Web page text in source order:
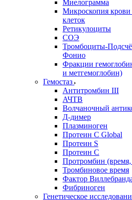
Миелограмма
Микроскопия
клеток
Ретикулоциты
СОЭ
Тромбоциты-
Фонио
Фракции
и метгемоглобин)
Гемостаз
Антитромбин III
АЧТВ
Волчаночный
Д-димер
Плазминоген
Протеин C Global
Протеин S
Протеин С
Протромбин
Тромбиновое время
Фактор
Фибриноген
Генетическое